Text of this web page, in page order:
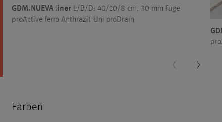
GDM.NUEVA liner L/B/D: 40/20/8 cm, 30 mm Fuge
proActive ferro Anthrazit-Uni proDrain
Farben